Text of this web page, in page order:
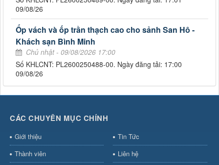
09/08/26
Ốp vách và ốp trần thạch cao cho sảnh San Hô -
Khách sạn Bình Minh
Chủ nhật - 09/08/2026 17:00
Số KHLCNT: PL2600250488-00. Ngày đăng tải: 17:00
09/08/26
CÁC CHUYÊN MỤC CHÍNH
Giới thiệu
Tin Tức
Thành viên
Liên hệ